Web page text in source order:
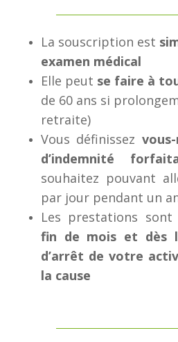
La souscription est
examen médical
Elle peut se faire à
de 60 ans si
retraite)
Vous définissez
d’indemnité
souhaitez pouvant
par jour pendant un
Les prestations sont
fin de mois et dès
d’arrêt de votre
la cause